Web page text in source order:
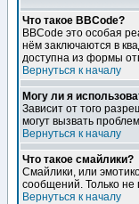
Что такое BBCode?
BBCode это особая
нём заключаются в
доступна из формы
Вернуться к началу
Могу ли я
Зависит от того
могут вызвать
Вернуться к началу
Что такое смайлики?
Смайлики, или
сообщений. Только не
Вернуться к началу